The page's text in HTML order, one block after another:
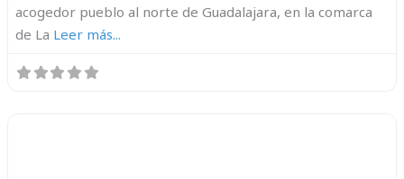
acogedor pueblo al norte de Guadalajara, en la comarca
de La Leer más...